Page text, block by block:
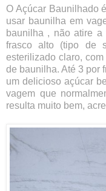
O Açúcar Baunilhado
usar baunilha em
baunilha , não atire
frasco alto (tipo de
esterilizado claro,
de baunilha. Até 3 por
um delicioso açúcar
vagem que
resulta muito bem,